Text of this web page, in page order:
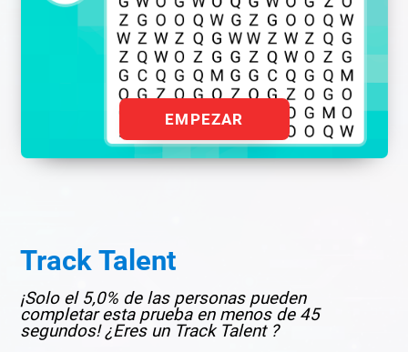
EMPEZAR
Track Talent
¡Solo el 5,0% de las personas pueden
completar esta prueba en menos de 45
segundos! ¿Eres un Track Talent ?